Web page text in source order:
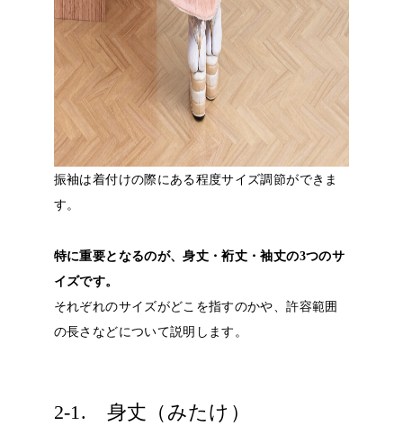
振袖は着付けの際にある程度サイズ調節ができま
す。
特に重要となるのが、身丈・裄丈・袖丈の3つのサ
イズです。
それぞれのサイズがどこを指すのかや、許容範囲
の長さなどについて説明します。
2-1. 身丈（みたけ）